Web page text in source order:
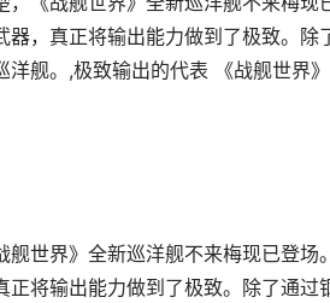
，真正将输出能力做到了极致。除
舰。,极致输出的代表 《战舰世界
世界》全新巡洋舰不来梅现已登场
将输出能力做到了极致。除了通过